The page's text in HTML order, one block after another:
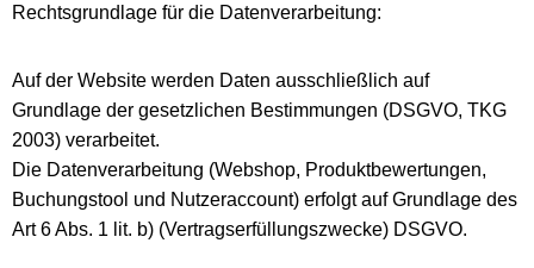
Rechtsgrundlage für die Datenverarbeitung:
Auf der Website werden Daten ausschließlich auf
Grundlage der gesetzlichen Bestimmungen (DSGVO, TKG
2003) verarbeitet.
Die Datenverarbeitung (Webshop, Produktbewertungen,
Buchungstool und Nutzeraccount) erfolgt auf Grundlage des
Art 6 Abs. 1 lit. b) (Vertragserfüllungszwecke) DSGVO.